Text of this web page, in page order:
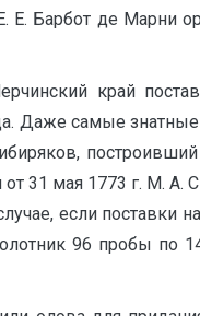
Е. Барбот де Марни
край
Даже самые
31 мая 1773 г. М. А.
если поставки
96 пробы по